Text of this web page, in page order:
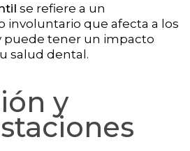
se refiere a un
que afecta a los
puede tener un impacto
salud dental.
y